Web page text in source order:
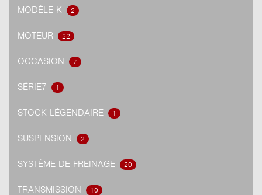
MODÈLE K 2
MOTEUR 22
OCCASION 7
SÉRIE7 1
STOCK LÉGENDAIRE 1
SUSPENSION 2
SYSTÈME DE FREINAGE 20
TRANSMISSION 10